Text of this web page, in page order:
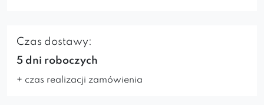
Czas dostawy:
5 dni roboczych
+ czas realizacji zamówienia